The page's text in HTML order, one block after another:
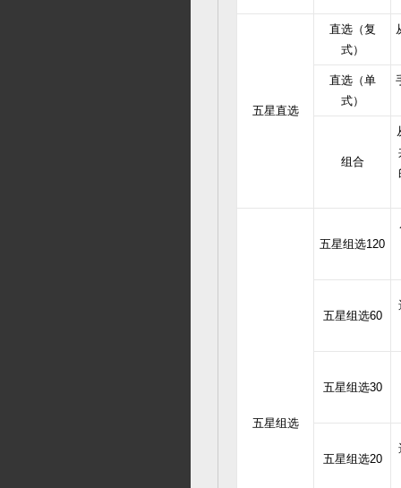
五星直选
直选（复
式）
直选（单
式）
组合
五星组选
五星组选120
五星组选60
五星组选30
五星组选20